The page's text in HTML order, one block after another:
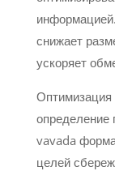
снижает
ускоряет
Оптимизация
vavada
целей